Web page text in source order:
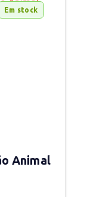
Em stock
Animal